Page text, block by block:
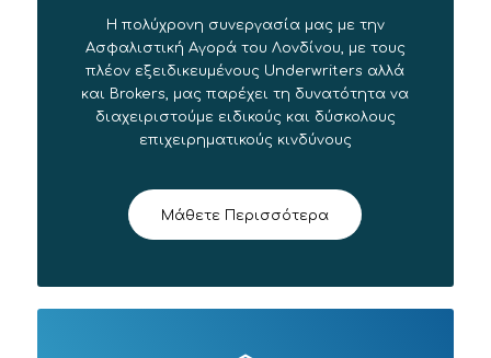
Η πολύχρονη συνεργασία μας με την
Ασφαλιστική Αγορά του Λονδίνου, με τους
πλέον εξειδικευμένους Underwriters αλλά
και Brokers, μας παρέχει τη δυνατότητα να
διαχειριστούμε ειδικούς και δύσκολους
επιχειρηματικούς κινδύνους
Μάθετε Περισσότερα